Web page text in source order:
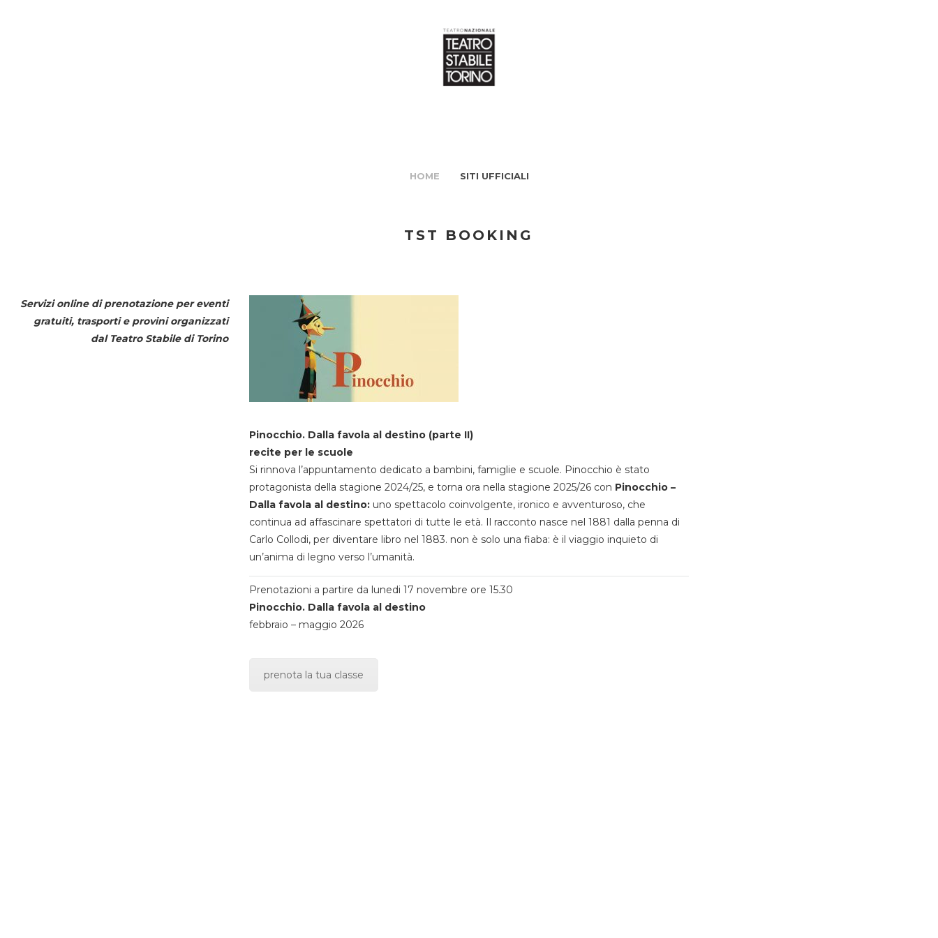
HOME SITI UFFICIALI
TST BOOKING
Servizi online di prenotazione per eventi
gratuiti, trasporti e provini organizzati
dal Teatro Stabile di Torino
Pinocchio. Dalla favola al destino (parte II)
recite per le scuole
Si rinnova l’appuntamento dedicato a bambini, famiglie e scuole. Pinocchio è stato
protagonista della stagione 2024/25, e torna ora nella stagione 2025/26 con Pinocchio –
Dalla favola al destino:uno spettacolo coinvolgente, ironico e avventuroso, che
continua ad affascinare spettatori di tutte le età. Il racconto nasce nel 1881 dalla penna di
Carlo Collodi, per diventare libro nel 1883. non è solo una fiaba: è il viaggio inquieto di
un’anima di legno verso l’umanità.
Prenotazioni a partire da lunedi 17 novembre ore 15.30
Pinocchio. Dalla favola al destino
febbraio – maggio 2026
prenota la tua classe